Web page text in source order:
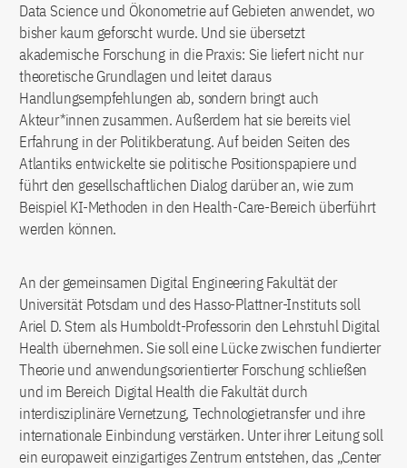
Data Science und Ökonometrie auf Gebieten anwendet, wo
bisher kaum geforscht wurde. Und sie übersetzt
akademische Forschung in die Praxis: Sie liefert nicht nur
theoretische Grundlagen und leitet daraus
Handlungsempfehlungen ab, sondern bringt auch
Akteur*innen zusammen. Außerdem hat sie bereits viel
Erfahrung in der Politikberatung. Auf beiden Seiten des
Atlantiks entwickelte sie politische Positionspapiere und
führt den gesellschaftlichen Dialog darüber an, wie zum
Beispiel KI-Methoden in den Health-Care-Bereich überführt
werden können.
An der gemeinsamen Digital Engineering Fakultät der
Universität Potsdam und des Hasso-Plattner-Instituts soll
Ariel D. Stern als Humboldt-Professorin den Lehrstuhl Digital
Health übernehmen. Sie soll eine Lücke zwischen fundierter
Theorie und anwendungsorientierter Forschung schließen
und im Bereich Digital Health die Fakultät durch
interdisziplinäre Vernetzung, Technologietransfer und ihre
internationale Einbindung verstärken. Unter ihrer Leitung soll
ein europaweit einzigartiges Zentrum entstehen, das „Center